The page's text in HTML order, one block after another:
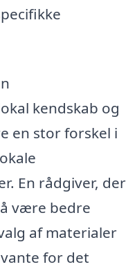
kendskab og
en stor forskel i
En rådgiver, der
være bedre
af materialer
for det